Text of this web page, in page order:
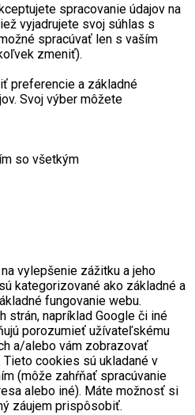
spracovanie údajov na
vyjadrujete svoj súhlas s
spracúvať len s vaším
zmeniť).
preferencie a základné
Svoj výber môžete
so všetkým
vylepšenie zážitku a jeho
kategorizované ako základné a
fungovanie webu.
strán, napríklad Google či iné
porozumieť užívateľskému
a/alebo vám zobrazovať
cookies sú ukladané v
(môže zahŕňať spracúvanie
alebo iné). Máte možnosť si
záujem prispôsobiť.